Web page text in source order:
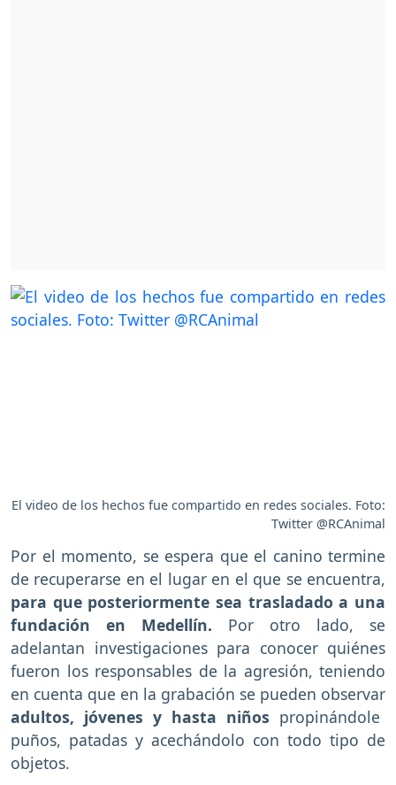
El video de los hechos fue compartido en redes sociales. Foto:
Twitter @RCAnimal
Por el momento, se espera que el canino termine
de recuperarse en el lugar en el que se encuentra,
para que posteriormente sea trasladado a una
fundación en Medellín. Por otro lado, se
adelantan investigaciones para conocer quiénes
fueron los responsables de la agresión, teniendo
en cuenta que en la grabación se pueden observar
adultos, jóvenes y hasta niños propinándole
puños, patadas y acechándolo con todo tipo de
objetos.